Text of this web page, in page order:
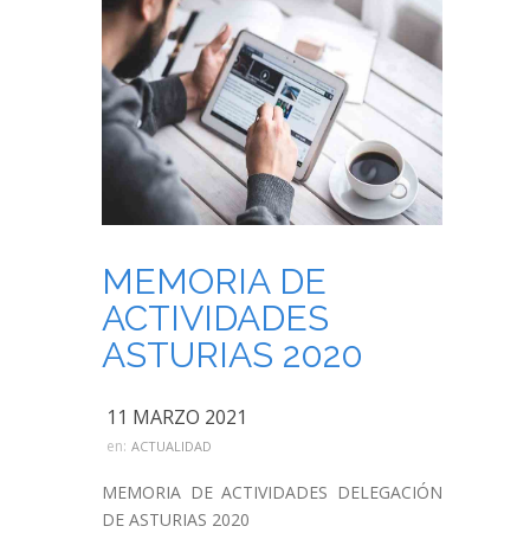
MEMORIA DE
ACTIVIDADES
ASTURIAS 2020
11 MARZO 2021
en: ACTUALIDAD
MEMORIA DE ACTIVIDADES DELEGACIÓN
DE ASTURIAS 2020